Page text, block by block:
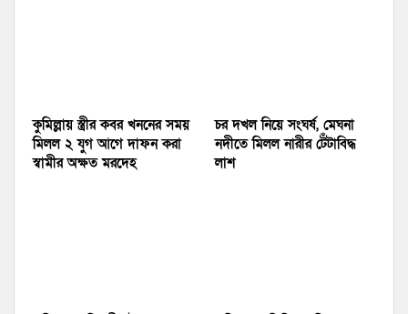
কুমিল্লায় স্ত্রীর কবর খননের সময়
মিলল ২ যুগ আগে দাফন করা
স্বামীর অক্ষত মরদেহ
চর দখল নিয়ে সংঘর্ষ, মেঘনা
নদীতে মিলল নারীর টেঁটাবিদ্ধ
লাশ